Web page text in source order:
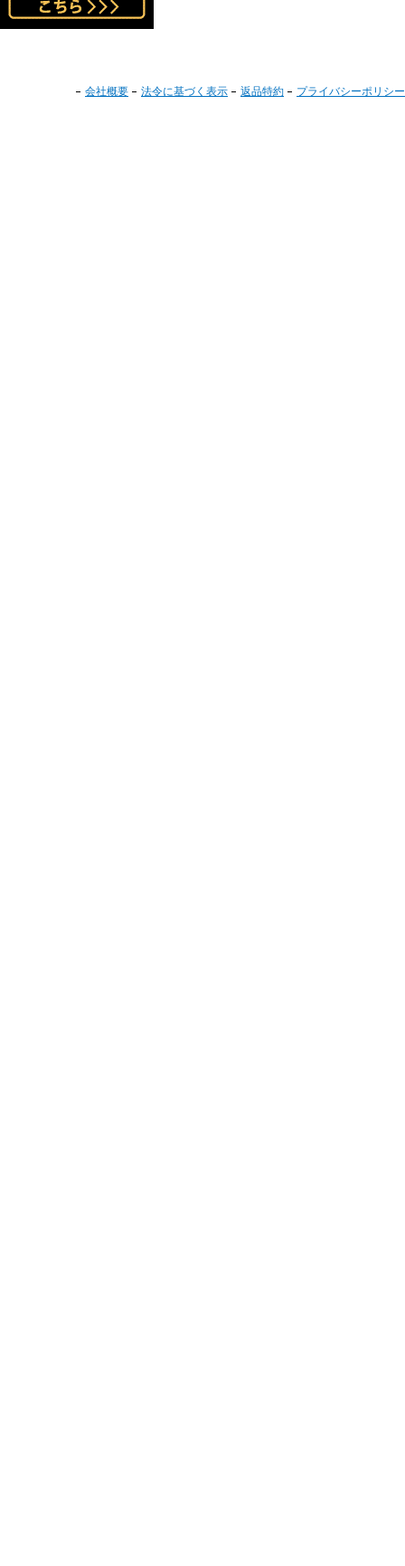
会社概要 法令に基づく表示 返品特約 プライバシーポリシー